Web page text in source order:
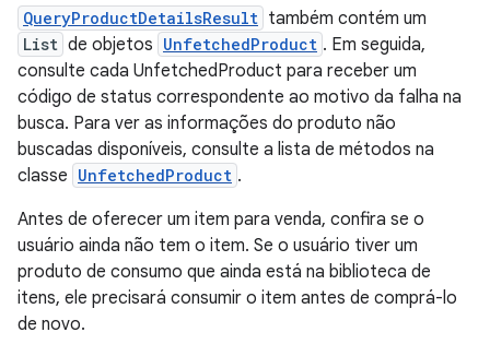
QueryProductDetailsResult também contém um
List de objetos UnfetchedProduct . Em seguida,
consulte cada UnfetchedProduct para receber um
código de status correspondente ao motivo da falha na
busca. Para ver as informações do produto não
buscadas disponíveis, consulte a lista de métodos na
classe UnfetchedProduct .
Antes de oferecer um item para venda, confira se o
usuário ainda não tem o item. Se o usuário tiver um
produto de consumo que ainda está na biblioteca de
itens, ele precisará consumir o item antes de comprá-lo
de novo.